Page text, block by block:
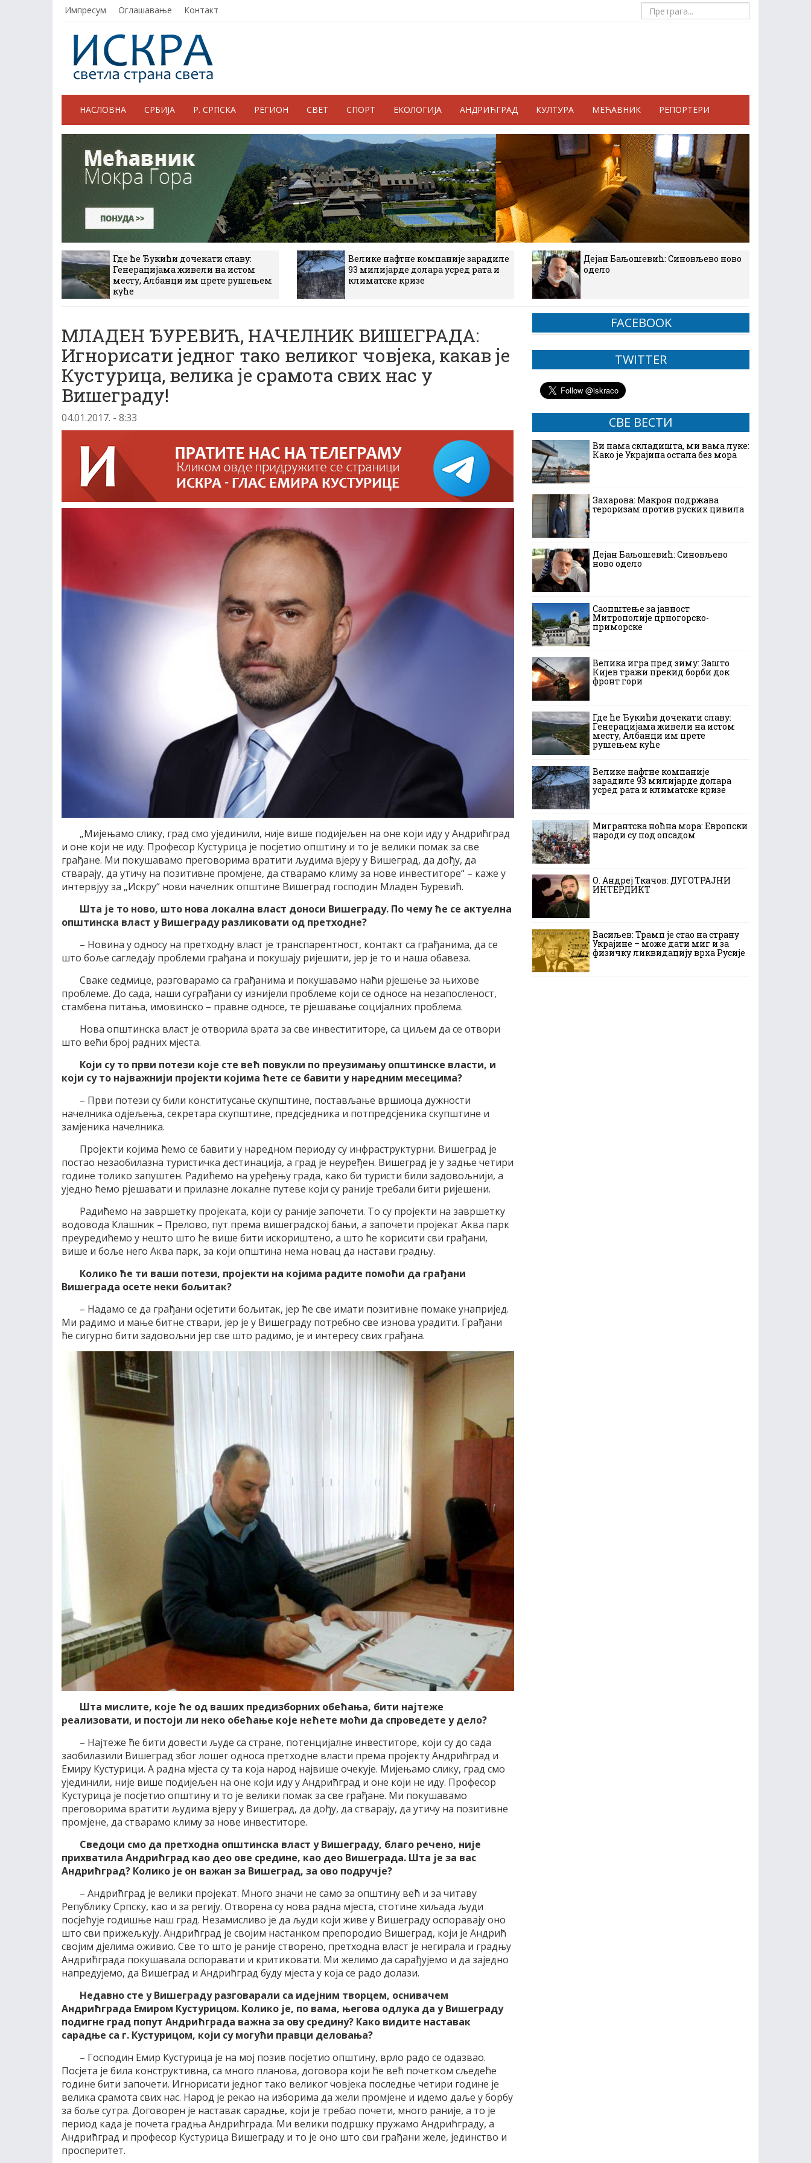
Импресум Оглашавање Контакт
НАСЛОВНА СРБИЈА Р. СРПСКА РЕГИОН СВЕТ СПОРТ ЕКОЛОГИЈА АНДРИЋГРАД КУЛТУРА МЕЋАВНИК РЕПОРТЕРИ
Где ће Ђукићи дочекати славу:
Генерацијама живели на истом
месту, Албанци им прете рушењем
куће
Велике нафтне компаније зарадиле
93 милијарде долара усред рата и
климатске кризе
Дејан Баљошевић: Синовљево ново
одело
МЛАДЕН ЂУРЕВИЋ, НАЧЕЛНИК ВИШЕГРАДА:
Игнорисати једног тако великог човјека, какав је
Кустурица, велика је срамота свих нас у
Вишеграду!
04.01.2017. - 8:33
„Мијењамо слику, град смо ујединили, није више подијељен на оне који иду у Андрићград
и оне који не иду. Професор Кустурица је посјетио општину и то је велики помак за све
грађане. Ми покушавамо преговорима вратити људима вјеру у Вишеград, да дођу, да
стварају, да утичу на позитивне промјене, да стварамо климу за нове инвеститоре“ – каже у
интервјуу за „Искру“ нови начелник општине Вишеград господин Младен Ђуревић.
Шта је то ново, што нова локална власт доноси Вишеграду. По чему ће се актуелна
општинска власт у Вишеграду разликовати од претходне?
– Новина у односу на претходну власт је транспарентност, контакт са грађанима, да се
што боље сагледају проблеми грађана и покушају ријешити, јер је то и наша обавеза.
Сваке седмице, разговарамо са грађанима и покушавамо наћи рјешење за њихове
проблеме. До сада, наши суграђани су изнијели проблеме који се односе на незапосленост,
стамбена питања, имовинско – правне односе, те рјешавање социјалних проблема.
Нова општинска власт је отворила врата за све инвестититоре, са циљем да се отвори
што већи број радних мјеста.
Који су то први потези које сте већ повукли по преузимању општинске власти, и
који су то најважнији пројекти којима ћете се бавити у наредним месецима?
– Први потези су били конститусање скупштине, постављање вршиоца дужности
начелника одјељења, секретара скупштине, предсједника и потпредсјеника скупштине и
замјеника начелника.
Пројекти којима ћемо се бавити у наредном периоду су инфраструктурни. Вишеград је
постао незаобилазна туристичка дестинација, а град је неуређен. Вишеград је у задње четири
године толико запуштен. Радићемо на уређењу града, како би туристи били задовољнији, а
уједно ћемо рјешавати и прилазне локалне путеве који су раније требали бити ријешени.
Радићемо на завршетку пројеката, који су раније започети. То су пројекти на завршетку
водовода Клашник – Прелово, пут према вишеградској бањи, а започети пројекат Аква парк
преуредићемо у нешто што ће више бити искориштено, а што ће корисити сви грађани,
више и боље него Аква парк, за који општина нема новац да настави градњу.
Колико ће ти ваши потези, пројекти на којима радите помоћи да грађани
Вишеграда осете неки бољитак?
– Надамо се да грађани осјетити бољитак, јер ће све имати позитивне помаке унапријед.
Ми радимо и мање битне ствари, јер је у Вишеграду потребно све изнова урадити. Грађани
ће сигурно бити задовољни јер све што радимо, је и интересу свих грађана.
Шта мислите, које ће од ваших предизборних обећања, бити најтеже
реализовати, и постоји ли неко обећање које нећете моћи да спроведете у дело?
– Најтеже ће бити довести људе са стране, потенцијалне инвеститоре, који су до сада
заобилазили Вишеград због лошег односа претходне власти према пројекту Андрићград и
Емиру Кустурици. А радна мјеста су та која народ највише очекује. Мијењамо слику, град смо
ујединили, није више подијељен на оне који иду у Андрићград и оне који не иду. Професор
Кустурица је посјетио општину и то је велики помак за све грађане. Ми покушавамо
преговорима вратити људима вјеру у Вишеград, да дођу, да стварају, да утичу на позитивне
промјене, да стварамо климу за нове инвеститоре.
Сведоци смо да претходна општинска власт у Вишеграду, благо речено, није
прихватила Андрићград као део ове средине, као део Вишеграда. Шта је за вас
Андрићград? Колико је он важан за Вишеград, за ово подручје?
– Андрићград је велики пројекат. Много значи не само за општину већ и за читаву
Републику Српску, као и за регију. Отворена су нова радна мјеста, стотине хиљада људи
посјећује годишње наш град. Незамисливо је да људи који живе у Вишеграду оспоравају оно
што сви прижељкују. Андрићград је својим настанком препородио Вишеград, који је Андрић
својим дјелима оживио. Све то што је раније створено, претходна власт је негирала и градњу
Андрићграда покушавала оспоравати и критиковати. Ми желимо да сарађујемо и да заједно
напредујемо, да Вишеград и Андрићград буду мјеста у која се радо долази.
Недавно сте у Вишеграду разговарали са идејним творцем, оснивачем
Андрићграда Емиром Кустурицом. Колико је, по вама, његова одлука да у Вишеграду
подигне град попут Андрићграда важна за ову средину? Како видите наставак
сарадње са г. Кустурицом, који су могући правци деловања?
– Господин Емир Кустурица је на мој позив посјетио општину, врло радо се одазвао.
Посјета је била конструктивна, са много планова, договора који ће већ почетком сљедеће
године бити започети. Игнорисати једног тако великог човјека последње четири године је
велика срамота свих нас. Народ је рекао на изборима да жели промјене и идемо даље у борбу
за боље сутра. Договорен је наставак сарадње, који је требао почети, много раније, а то је
период када је почета градња Андрићграда. Ми велики подршку пружамо Андрићграду, а
Андрићград и професор Кустурица Вишеграду и то је оно што сви грађани желе, јединство и
просперитет.
FACEBOOK
TWITTER
СВЕ ВЕСТИ
Ви нама складишта, ми вама луке:
Како је Украјина остала без мора
Захарова: Макрон подржава
тероризам против руских цивила
Дејан Баљошевић: Синовљево
ново одело
Саопштење за јавност
Митрополије црногорско-
приморске
Велика игра пред зиму: Зашто
Кијев тражи прекид борби док
фронт гори
Где ће Ђукићи дочекати славу:
Генерацијама живели на истом
месту, Албанци им прете
рушењем куће
Велике нафтне компаније
зарадиле 93 милијарде долара
усред рата и климатске кризе
Мигрантска ноћна мора: Европски
народи су под опсадом
О. Андреј Ткачов: ДУГОТРАЈНИ
ИНТЕРДИКТ
Васиљев: Трамп је стао на страну
Украјине – може дати миг и за
физичку ликвидацију врха Русије